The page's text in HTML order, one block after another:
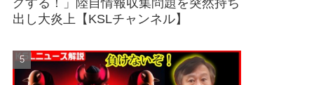
出し大炎上【KSLチャンネル】